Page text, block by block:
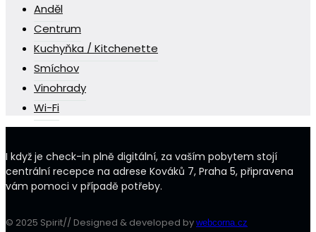
Anděl
Centrum
Kuchyňka / Kitchenette
Smíchov
Vinohrady
Wi-Fi
I když je check-in plně digitální, za vaším pobytem stojí
centrální recepce na adrese Kováků 7, Praha 5, připravena
vám pomoci v případě potřeby.
© 2025 Spirit// Designed & developed by webcorna.cz